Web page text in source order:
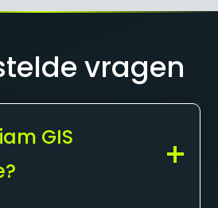
vragen
GIS